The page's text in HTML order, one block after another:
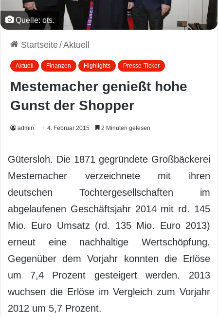
Quelle: ots.
Startseite/Aktuell
Aktuell Finanzen Highlights Presse-Ticker
Mestemacher genießt hohe
Gunst der Shopper
admin 4. Februar 2015 2 Minuten gelesen
Gütersloh. Die 1871 gegründete Großbäckerei
Mestemacher verzeichnete mit ihren
deutschen Tochtergesellschaften im
abgelaufenen Geschäftsjahr 2014 mit rd. 145
Mio. Euro Umsatz (rd. 135 Mio. Euro 2013)
erneut eine nachhaltige Wertschöpfung.
Gegenüber dem Vorjahr konnten die Erlöse
um 7,4 Prozent gesteigert werden. 2013
wuchsen die Erlöse im Vergleich zum Vorjahr
2012 um 5,7 Prozent.